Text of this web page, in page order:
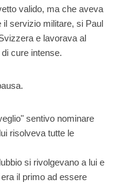
valido, ma che aveva
il servizio militare, si Paul
e lavorava al
cure intense.
sentivo nominare
risolveva tutte le
si rivolgevano a lui e
il primo ad essere